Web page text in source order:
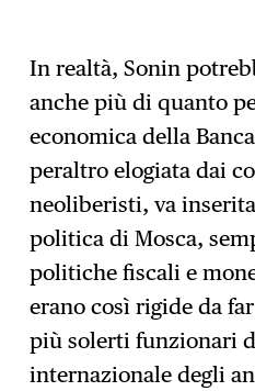
In realtà, Sonin
anche più di quanto
economica della
peraltro elogiata dai
neoliberisti, va
politica di Mosca,
politiche fiscali e
erano così rigide da
più solerti funzionari
internazionale degli